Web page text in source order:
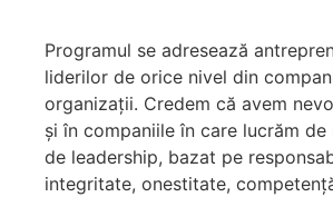
Programul se adresează
liderilor de orice nivel din
organizații. Credem că avem
și în companiile în care lucrăm de
de leadership, bazat pe
integritate, onestitate,